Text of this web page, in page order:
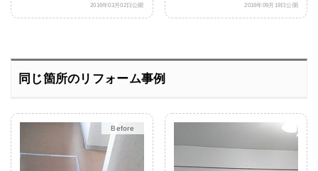
2016年03月02日公開 2016年09月19日公開
同じ箇所のリフォーム事例
After